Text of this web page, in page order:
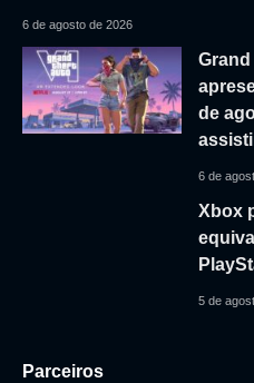
6 de agosto de 2026
Grand
de
6 de
Xbox
5 de
Parceiros